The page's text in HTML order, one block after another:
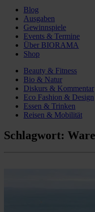
Blog
Ausgaben
Gewinnspiele
Events & Termine
Über BIORAMA
Shop
Beauty & Fitness
Bio & Natur
Diskurs & Kommentar
Eco Fashion & Design
Essen & Trinken
Reisen & Mobilität
Schlagwort: